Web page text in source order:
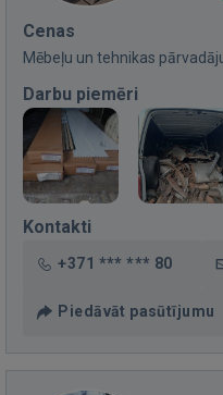
Cenas
Mēbeļu un tehnikas
Darbu piemēri
Kontakti
+371 *** *** 80
Piedāvāt pasūtījumu